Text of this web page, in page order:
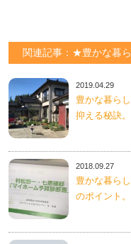
関連記事：★豊かな暮
2019.04.29
豊かな暮ら
抑える秘訣
2018.09.27
豊かな暮ら
のポイント